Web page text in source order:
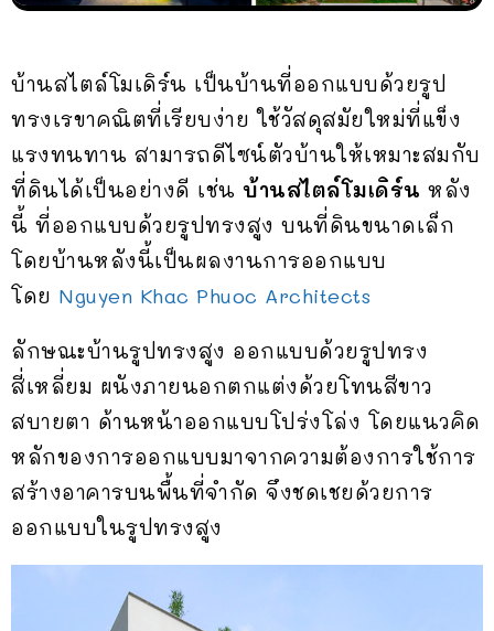
บ้านสไตล์โมเดิร์น เป็นบ้านที่ออกแบบด้วยรูป
ทรงเรขาคณิตที่เรียบง่าย ใช้วัสดุสมัยใหม่ที่แข็ง
แรงทนทาน สามารถดีไซน์ตัวบ้านให้เหมาะสมกับ
ที่ดินได้เป็นอย่างดี เช่น บ้านสไตล์โมเดิร์น หลัง
นี้ ที่ออกแบบด้วยรูปทรงสูง บนที่ดินขนาดเล็ก
โดยบ้านหลังนี้เป็นผลงานการออกแบบ
โดย Nguyen Khac Phuoc Architects
ลักษณะบ้านรูปทรงสูง ออกแบบด้วยรูปทรง
สี่เหลี่ยม ผนังภายนอกตกแต่งด้วยโทนสีขาว
สบายตา ด้านหน้าออกแบบโปร่งโล่ง โดยแนวคิด
หลักของการออกแบบมาจากความต้องการใช้การ
สร้างอาคารบนพื้นที่จำกัด จึงชดเชยด้วยการ
ออกแบบในรูปทรงสูง